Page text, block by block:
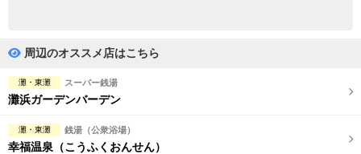
ペアルームあり
フットバスあり
日本人スタッフのみ
周辺のオススメ店はこちら
灘・東灘 スーパー銭湯
灘浜ガーデンバーデン
灘・東灘 銭湯（公衆浴場）
幸福温泉（こうふくおんせん）